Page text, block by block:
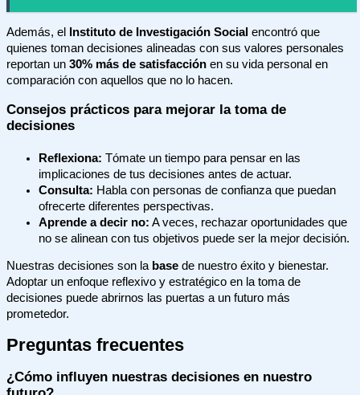
Además, el Instituto de Investigación Social encontró que
quienes toman decisiones alineadas con sus valores personales
reportan un 30% más de satisfacción en su vida personal en
comparación con aquellos que no lo hacen.
Consejos prácticos para mejorar la toma de
decisiones
Reflexiona: Tómate un tiempo para pensar en las
implicaciones de tus decisiones antes de actuar.
Consulta: Habla con personas de confianza que puedan
ofrecerte diferentes perspectivas.
Aprende a decir no: A veces, rechazar oportunidades que
no se alinean con tus objetivos puede ser la mejor decisión.
Nuestras decisiones son la base de nuestro éxito y bienestar.
Adoptar un enfoque reflexivo y estratégico en la toma de
decisiones puede abrirnos las puertas a un futuro más
prometedor.
Preguntas frecuentes
¿Cómo influyen nuestras decisiones en nuestro